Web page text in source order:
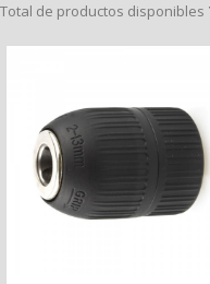
Total de productos disponibles